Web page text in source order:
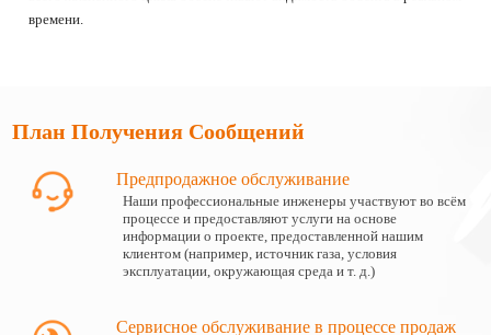
времени.
План Получения Сообщений
Предпродажное обслуживание
Наши профессиональные инженеры участвуют во всём
процессе и предоставляют услуги на основе
информации о проекте, предоставленной нашим
клиентом (например, источник газа, условия
эксплуатации, окружающая среда и т. д.)
Сервисное обслуживание в процессе продаж